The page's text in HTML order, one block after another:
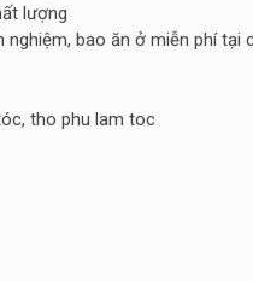
lượng
bao ăn ở miễn phí tại
tho phu lam toc